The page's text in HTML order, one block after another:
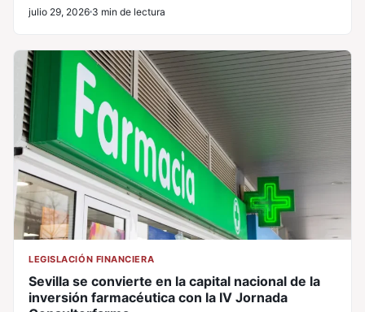
julio 29, 2026 3 min de lectura
LEGISLACIÓN FINANCIERA
Sevilla se convierte en la capital nacional de la
inversión farmacéutica con la IV Jornada